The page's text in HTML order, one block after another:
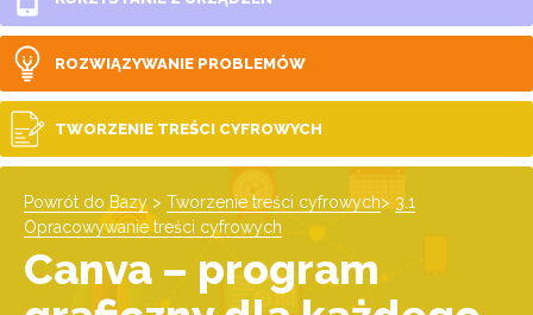
ROZWIĄZYWANIE PROBLEMÓW
TWORZENIE TREŚCI CYFROWYCH
Powrót do Bazy > Tworzenie treści cyfrowych> 3.1
Opracowywanie treści cyfrowych
Canva – program